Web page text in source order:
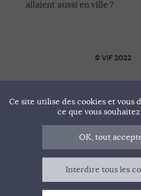
allaient aussi en ville ?
© VIF 2022
SOUTENIR VIF
NOTRE
QUI SOMMES-
MENTIONS
CONTACT
Ce site utilise des cookies et vous
ce que vous
OK, tout
Interdire tous les